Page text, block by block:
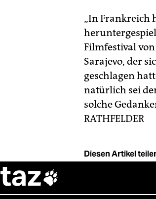
„In Frankreich
Filmfestival
Sarajevo, der
geschlagen
natürlich sei
solche
RATHFELDER
Diesen Artikel
taz